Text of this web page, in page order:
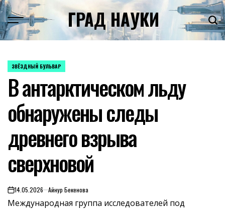
Skip
to
content
ГРАД НАУКИ
POSTED
ЗВЁЗДНЫЙ БУЛЬВАР
В антарктическом льду
обнаружены следы
древнего взрыва
сверхновой
on14.05.2026 Айнур Бекенова
Международная группа исследователей под